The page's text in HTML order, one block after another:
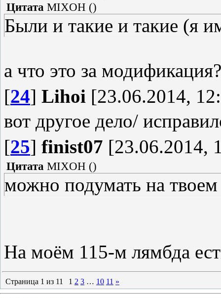
Цитата MIXOH ()
Были и такие и такие (я
а что это за
[24] Lihoi [23.06.2014,
вот другое дело/
[25] finist07 [23.06.2014,
Цитата MIXOH ()
можно подумать на
На моём 115-м лямбда
Страница 1 из 11 1 2 3 … 10 11 »